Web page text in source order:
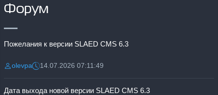
Форум
Пожелания к версии SLAED CMS 6.3
Разместил:
olevpaДата:14.07.2026 07:11:49
Дата выхода новой версии SLAED CMS 6.3